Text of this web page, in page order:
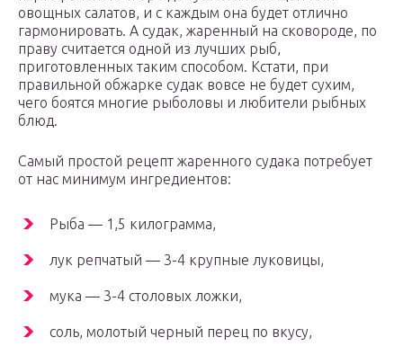
овощных салатов, и с каждым она будет отлично
гармонировать. А судак, жаренный на сковороде, по
праву считается одной из лучших рыб,
приготовленных таким способом. Кстати, при
правильной обжарке судак вовсе не будет сухим,
чего боятся многие рыболовы и любители рыбных
блюд.
Самый простой рецепт жаренного судака потребует
от нас минимум ингредиентов:
Рыба — 1,5 килограмма,
лук репчатый — 3-4 крупные луковицы,
мука — 3-4 столовых ложки,
соль, молотый черный перец по вкусу,